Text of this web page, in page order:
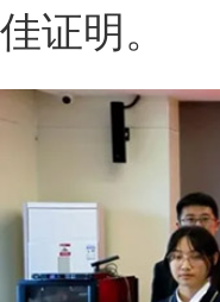
佳证明。